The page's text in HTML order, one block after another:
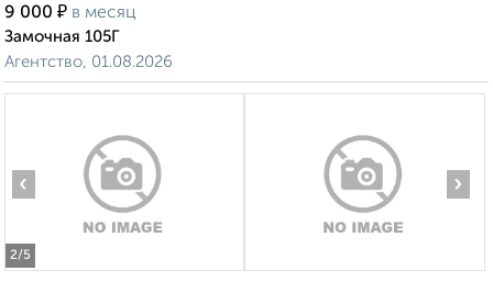
9 000 ₽ в месяц
Замочная 105Г
Агентство, 01.08.2026
2/5
‹ ›